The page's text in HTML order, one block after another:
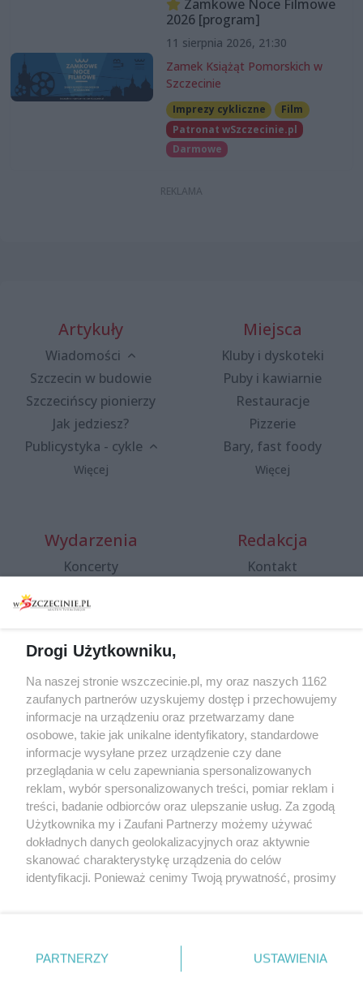
Zamkowe Noce Filmowe
2026 [program]
11 sierpnia 2026, 21:30
Zamek Książąt Pomorskich w
Szczecinie
Imprezy cykliczne
Film
Patronat wSzczecinie.pl
Darmowe
Artykuły
Wiadomości
Szczecin w budowie
Szczecińscy pionierzy
Jak jedziesz?
Publicystyka - cykle
Więcej
Miejsca
Kluby i dyskoteki
Puby i kawiarnie
Restauracje
Pizzerie
Bary, fast foody
Więcej
Wydarzenia
Koncerty
Spacery i oprowadzania
targi
Wernisaże
Więcej
Redakcja
Kontakt
Specjalny koncert z okazji
20. urodzin portalu
wSzczecinie.pl
Regulamin konkursów
śniadaniówka "Hej
Szczecin! Jest piątek!"
Partnerzy
Praca Szczecin
Drogi Użytkowniku,
Na naszej stronie wszczecinie.pl, my oraz naszych 1162
zaufanych partnerów uzyskujemy dostęp i przechowujemy
informacje na urządzeniu oraz przetwarzamy dane
osobowe, takie jak unikalne identyfikatory, standardowe
informacje wysyłane przez urządzenie czy dane
przeglądania w celu zapewniania spersonalizowanych
reklam, wybór spersonalizowanych treści, pomiar reklam i
treści, badanie odbiorców oraz ulepszanie usług. Za zgodą
Użytkownika my i Zaufani Partnerzy możemy używać
dokładnych danych geolokalizacyjnych oraz aktywnie
skanować charakterystykę urządzenia do celów
identyfikacji. Ponieważ cenimy Twoją prywatność, prosimy
prywatności znajdujący się w lewym dolnym rogu strony
. Niektóre rodzaje przetwarzania danych nie wymagają
PARTNERZY USTAWIENIA